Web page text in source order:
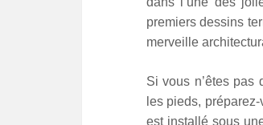
premiers dessins
merveille
Si vous n’êtes pas
les pieds,
est installé sous